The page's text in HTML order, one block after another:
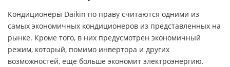
Кондиционеры Daikin по праву считаются одними из
самых экономичных кондиционеров из представленных на
рынке. Кроме того, в них предусмотрен экономичный
режим, который, помимо инвертора и других
возможностей, еще больше экономит электроэнергию.